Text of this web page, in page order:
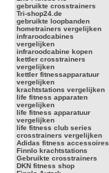
gebruikte crosstrainers
Tri-shop24.de
gebruikte loopbanden
hometrainers vergelijken
infraroodcabines
vergelijken
infraroodcabine kopen
kettler crosstrainers
vergelijken
kettler fitnessapparatuur
vergelijken
krachtstations vergelijken
life fitness apparaten
vergelijken
life fitness apparatuur
vergelijken
life fitness club series
crosstrainers vergelijken
Adidas fitness accessoires
Finnlo krachtstations
Gebruikte crosstrainers
DKN fitness shop